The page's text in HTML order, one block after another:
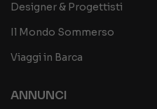
Designer & Progettisti
Il Mondo Sommerso
Viaggi in Barca
ANNUNCI